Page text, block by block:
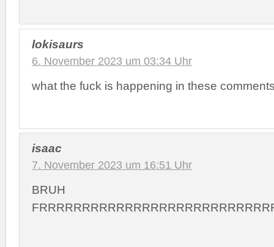
lokisaurs
6. November 2023 um 03:34 Uhr
what the fuck is happening in these
isaac
7. November 2023 um 16:51 Uhr
BRUH